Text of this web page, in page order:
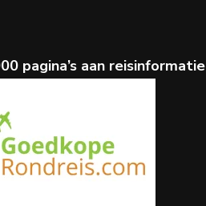
pagina’s aan reisinformatie